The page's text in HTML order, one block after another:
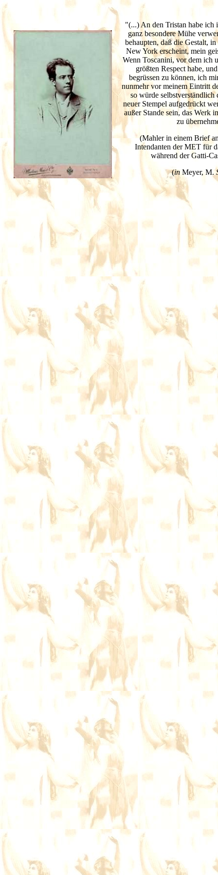
"(...) An den Tristan habe ich
ganz besondere Mühe
behaupten, daß die Gestalt,
New York erscheint, mein
Wenn Toscanini, vor dem ich
größten Respect habe,
begrüssen zu können, ich
nunmehr vor meinem Eintritt
so würde selbstverständlich
neuer Stempel aufgedrückt
außer Stande sein, das Werk
zu
(Mahler in einem Brief
Intendanten der MET für
während der Gatti-
(in Meyer, M.